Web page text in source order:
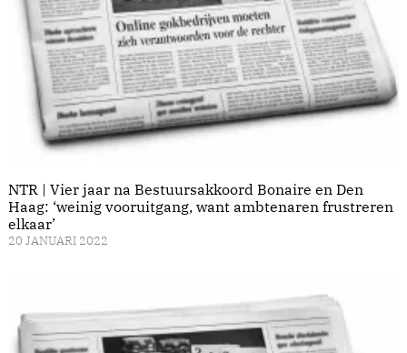
NTR | Vier jaar na Bestuursakkoord Bonaire en Den
Haag: ‘weinig vooruitgang, want ambtenaren frustreren
elkaar’
20 JANUARI 2022